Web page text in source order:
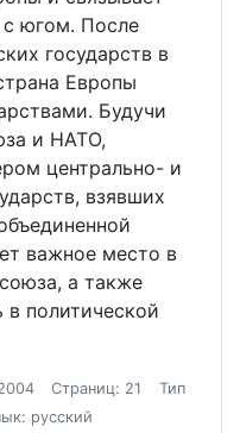
с югом. После
государств в
Европы
Будучи
и НАТО,
центрально- и
взявших
важное место в
а также
в политической
Страниц: 21
Тип
русский